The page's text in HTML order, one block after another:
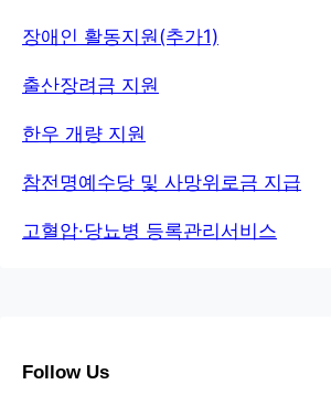
장애인 활동지원(추가1)
출산장려금 지원
한우 개량 지원
참전명예수당 및 사망위로금 지급
고혈압·당뇨병 등록관리서비스
Follow Us